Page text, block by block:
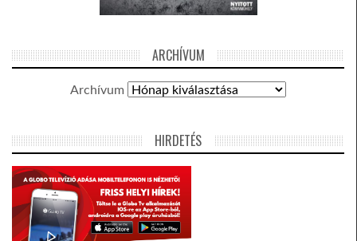
ARCHÍVUM
Archívum
HIRDETÉS